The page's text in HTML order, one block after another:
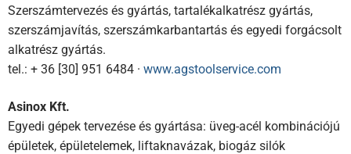
Szerszámtervezés és gyártás, tartalékalkatrész gyártás,
szerszámjavítás, szerszámkarbantartás és egyedi forgácsolt
alkatrész gyártás.
tel.: + 36 [30] 951 6484 · www.agstoolservice.com
Asinox Kft.
Egyedi gépek tervezése és gyártása: üveg-acél kombinációjú
épületek, épületelemek, liftaknavázak, biogáz silók